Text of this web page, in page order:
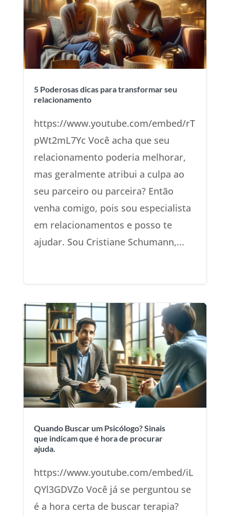
5 Poderosas dicas para transformar seu
relacionamento
https://www.youtube.com/embed/rT
pWt2mL7Yc Você acha que seu
relacionamento poderia melhorar,
mas geralmente atribui a culpa ao
seu parceiro ou parceira? Então
venha comigo, pois sou especialista
em relacionamentos e posso te
ajudar. Sou Cristiane Schumann,...
Quando Buscar um Psicólogo? Sinais
que indicam que é hora de procurar
ajuda.
https://www.youtube.com/embed/iL
QYl3GDVZo Você já se perguntou se
é a hora certa de buscar terapia?